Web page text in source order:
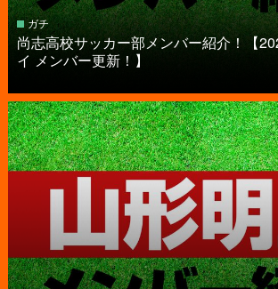
ガチ
尚志高校サッカー部メンバー紹介！【
イ メンバー更新！】